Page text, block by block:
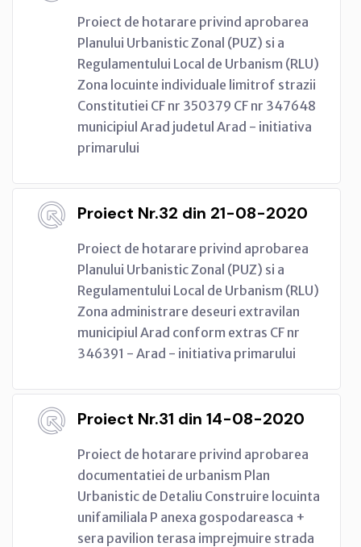
Proiect de hotarare privind aprobarea
Planului Urbanistic Zonal (PUZ) si a
Regulamentului Local de Urbanism (RLU)
Zona locuinte individuale limitrof strazii
Constitutiei CF nr 350379 CF nr 347648
municipiul Arad judetul Arad - initiativa
primarului
Proiect Nr.32 din 21-08-2020
Proiect de hotarare privind aprobarea
Planului Urbanistic Zonal (PUZ) si a
Regulamentului Local de Urbanism (RLU)
Zona administrare deseuri extravilan
municipiul Arad conform extras CF nr
346391 - Arad - initiativa primarului
Proiect Nr.31 din 14-08-2020
Proiect de hotarare privind aprobarea
documentatiei de urbanism Plan
Urbanistic de Detaliu Construire locuinta
unifamiliala P anexa gospodareasca +
sera pavilion terasa imprejmuire strada